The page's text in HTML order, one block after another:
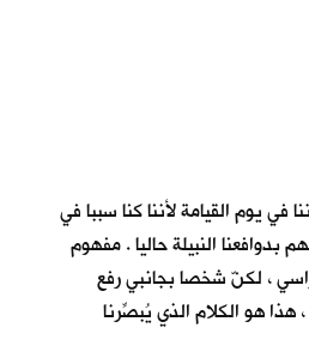
يوم القيامة لأننا كنا سببا في
النبيلة حاليا . مفهوم
، لكنّ شخصا بجانبي رفع
هذا هو الكلام الذي يُبصِّرنا